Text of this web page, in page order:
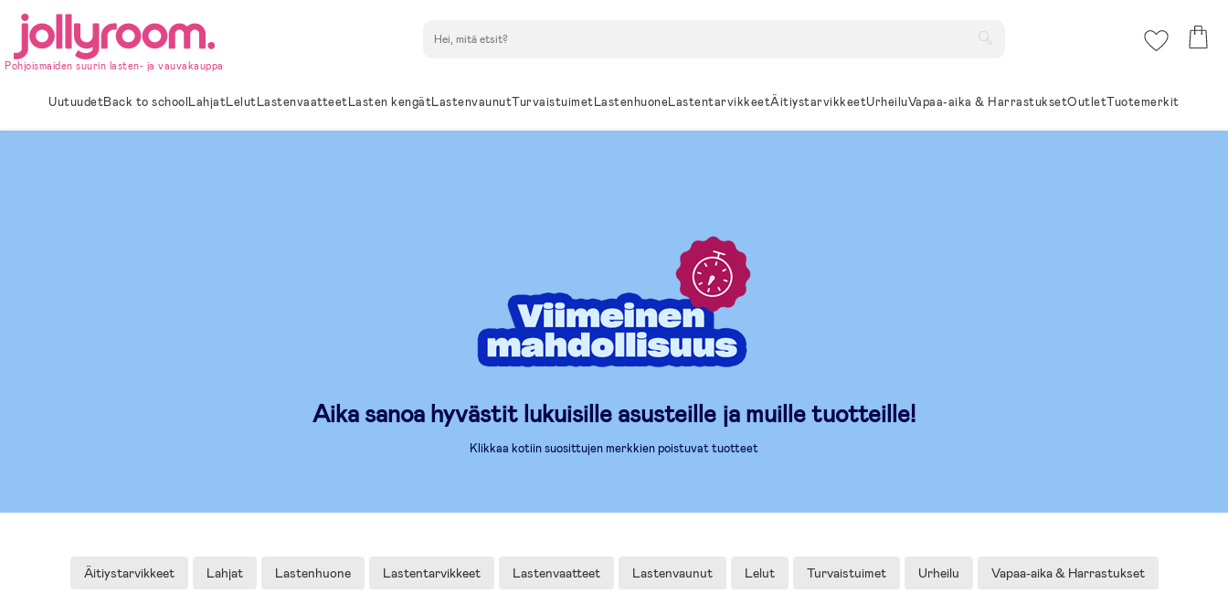
Hoppa
innehållet
Pohjoismaiden suurin lasten- ja vauvakauppa
UutuudetBack to schoolLahjatLelutLastenvaatteetLasten kengätLastenvaunutTurvaistuimetLastenhuoneLastentarvikkeetÄitiystarvikkeetUrheiluVapaa-aika & HarrastuksetOutletTuotemerkit
Aika sanoa hyvästit lukuisille asusteille ja muille tuotteille!
Klikkaa kotiin suosittujen merkkien poistuvat tuotteet
Äitiystarvikkeet Lahjat Lastenhuone Lastentarvikkeet Lastenvaatteet Lastenvaunut Lelut Turvaistuimet Urheilu Vapaa-aika & Harrastukset